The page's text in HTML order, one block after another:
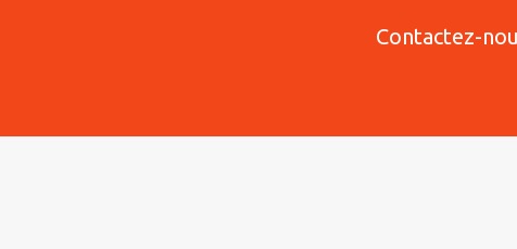
Contactez-